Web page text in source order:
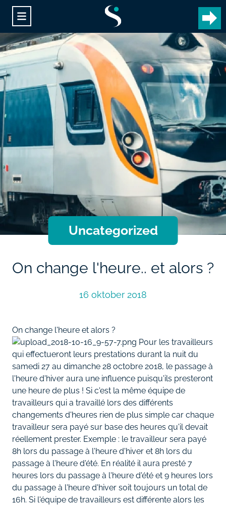
Uncategorized
On change l'heure.. et alors ?
16 oktober 2018
On change l'heure et alors ?
Pour les travailleurs
qui effectueront leurs prestations durant la nuit du
samedi 27 au dimanche 28 octobre 2018, le passage à
l'heure d'hiver aura une influence puisqu'ils presteront
une heure de plus ! Si c'est la même équipe de
travailleurs qui a travaillé lors des différents
changements d'heures rien de plus simple car chaque
travailleur sera payé sur base des heures qu'il devait
réellement prester. Exemple : le travailleur sera payé
8h lors du passage à l'heure d'hiver et 8h lors du
passage à l'heure d'été. En réalité il aura presté 7
heures lors du passage à l'heure d'été et 9 heures lors
du passage à l'heure d'hiver soit toujours un total de
16h. Si l'équipe de travailleurs est différente alors les